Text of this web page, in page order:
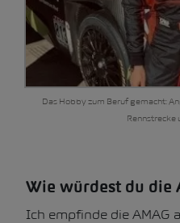
Das Hobby zum Beruf gemacht:
Rennstrecke
Wie würdest du die
Ich empfinde die AMAG